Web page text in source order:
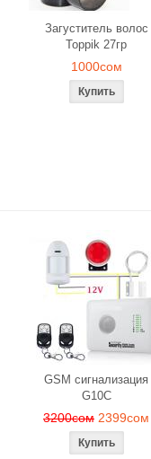
Загуститель волос
Toppik 27гр
1000сом
GSM сигнализация
G10C
3200сом 2399сом